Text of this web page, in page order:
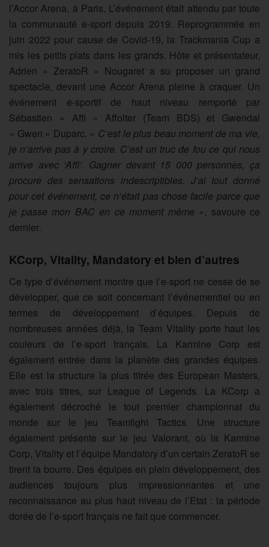
l’Accor Arena, à Paris. L’événement était attendu par toute
la communauté e-sport depuis 2019. Reprogrammée en
juin 2022 pour cause de Covid-19, la Trackmania Cup a
mis les petits plats dans les grands. Hôte et présentateur,
Adrien « ZeratoR » Nougaret a su proposer un grand
spectacle, devant une Accor Arena pleine à craquer. Un
événement e-sportif de haut niveau remporté par
Sébastien « Affi » Affolter (Team BDS) et Gwendal
« Gwen » Duparc. « C’est le plus beau moment de ma vie,
je n’arrive pas à y croire. C’est un truc de fou ce qui nous
arrive avec ‘Affi’. Gagner devant 15 000 personnes, ça
procure des sensations indescriptibles. J’ai tout donné
pour cet événement, ce n’était pas chose facile parce que
je passe mon BAC en ce moment même », savoure ce
dernier.
KCorp, Vitality, Mandatory et bien d’autres
Ce type d’événement montre que l’e-sport ne cesse de se
développer, que ce soit concernant l’événementiel ou en
termes de développement d’équipes. Depuis de
nombreuses années déjà, la Team Vitality porte haut les
couleurs de l’e-sport français. La Karmine Corp est
également entrée dans la planète des grandes équipes.
Elle est la structure la plus titrée des European Masters,
avec trois titres, sur League of Legends. La KCorp a
également décroché le tout premier championnat du
monde sur le jeu Teamfight Tactics. Une structure
également présente sur le jeu Valorant, où la Karmine
Corp, Vitality et l’équipe Mandatory d’un certain ZeratoR se
tirent la bourre. Des équipes en plein développement, des
audiences toujours plus impressionnantes et une
reconnaissance au plus haut niveau de l’Etat : la période
dorée de l’e-sport français ne fait que commencer.